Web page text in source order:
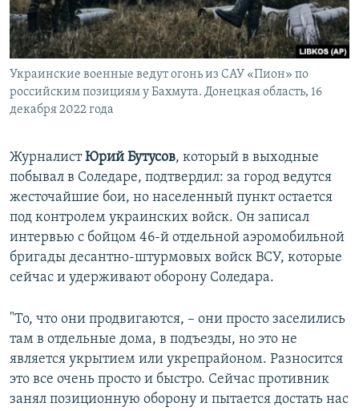
Украинские военные ведут огонь из САУ «Пион» по
российским позициям у Бахмута. Донецкая область, 16
декабря 2022 года
ЖурналистЮрий Бутусов, который в выходные
побывал в Соледаре, подтвердил: за город ведутся
жесточайшие бои, но населенный пункт остается
под контролем украинских войск. Он записал
интервью с бойцом 46-й отдельной аэромобильной
бригады десантно-штурмовых войск ВСУ, которые
сейчас и удерживают оборону Соледара.
"То, что они продвигаются, – они просто заселились
там в отдельные дома, в подъезды, но это не
является укрытием или укрепрайоном. Разносится
это все очень просто и быстро. Сейчас противник
занял позиционную оборону и пытается достать нас